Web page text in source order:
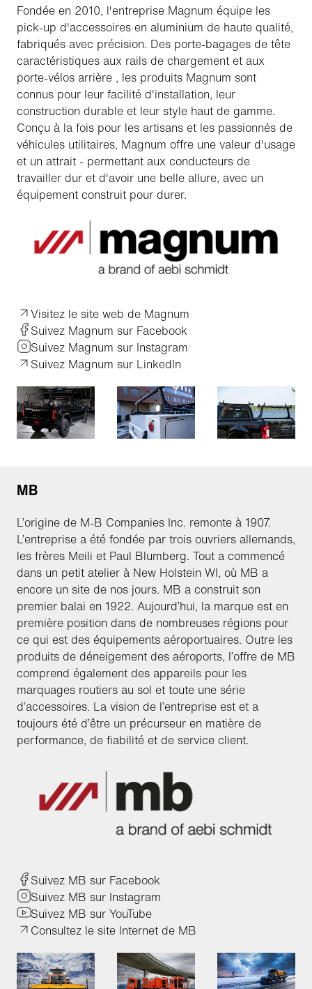
Fondée en 2010, l'entreprise Magnum équipe les
pick-up d'accessoires en aluminium de haute qualité,
fabriqués avec précision. Des porte-bagages de tête
caractéristiques aux rails de chargement et aux
porte-vélos arrière , les produits Magnum sont
connus pour leur facilité d'installation, leur
construction durable et leur style haut de gamme.
Conçu à la fois pour les artisans et les passionnés de
véhicules utilitaires, Magnum offre une valeur d'usage
et un attrait - permettant aux conducteurs de
travailler dur et d'avoir une belle allure, avec un
équipement construit pour durer.
Visitez le site web de Magnum
Suivez Magnum sur Facebook
Suivez Magnum sur Instagram
Suivez Magnum sur LinkedIn
MB
L’origine de M-B Companies Inc. remonte à 1907.
L’entreprise a été fondée par trois ouvriers allemands,
les frères Meili et Paul Blumberg. Tout a commencé
dans un petit atelier à New Holstein WI, où MB a
encore un site de nos jours. MB a construit son
premier balai en 1922. Aujourd’hui, la marque est en
première position dans de nombreuses régions pour
ce qui est des équipements aéroportuaires. Outre les
produits de déneigement des aéroports, l’offre de MB
comprend également des appareils pour les
marquages routiers au sol et toute une série
d’accessoires. La vision de l’entreprise est et a
toujours été d’être un précurseur en matière de
performance, de fiabilité et de service client.
Suivez MB sur Facebook
Suivez MB sur Instagram
Suivez MB sur YouTube
Consultez le site Internet de MB